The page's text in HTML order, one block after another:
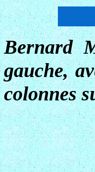
Bernard
gauche,
colonnes